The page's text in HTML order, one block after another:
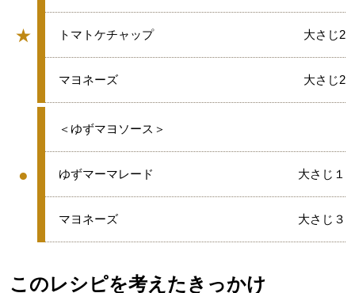
★
グループ
★
トマトケチャップ 大さじ2
★
マヨネーズ 大さじ2
●
グループ
●
＜ゆずマヨソース＞
●
ゆずマーマレード 大さじ１
●
マヨネーズ 大さじ３
このレシピを考えたきっかけ